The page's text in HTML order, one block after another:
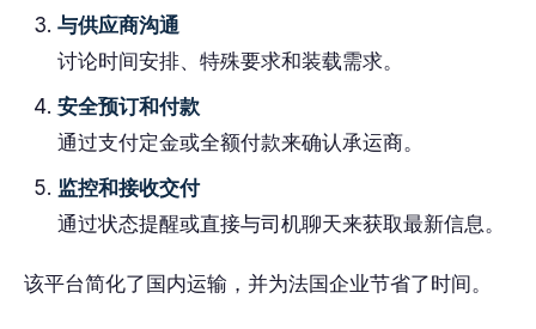
与供应商沟通
讨论时间安排、特殊要求和装载需求。
安全预订和付款
通过支付定金或全额付款来确认承运商。
监控和接收交付
通过状态提醒或直接与司机聊天来获取最新信息。
该平台简化了国内运输，并为法国企业节省了时间。